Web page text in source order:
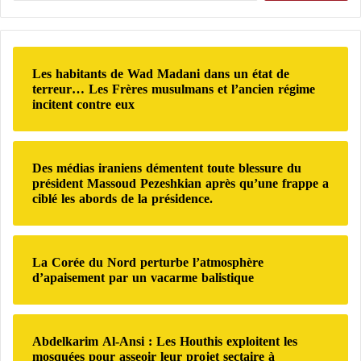
L’Autriche soutient la marocanité du Sahara
dans une nouvelle victoire diplomatique
marocaine
3 facteurs qui sous-tendent le soutien
croissant à la marocanité du Sahara
L’engagement de Washington en faveur de la
marocanité du Sahara et de l’initiative d’autonomie
est donc une ligne directrice stratégique constante,
indépendante des alternances politiques à la
Blanche. Il s’agit d’une approche durable face à un
différend artificiel qui perdure depuis plusieurs
décennies.
t
p
o
p
è
r
i
i
o
o
o
?
L
r
h
e
c
h
r
:
Les habitants de Wad Madani dans un état de
terreur… Les Frères musulmans et l’ancien régime
incitent contre eux
Des médias iraniens démentent toute blessure du
président Massoud Pezeshkian après qu’une frappe a
ciblé les abords de la présidence.
La Corée du Nord perturbe l’atmosphère
d’apaisement par un vacarme balistique
Abdelkarim Al-Ansi : Les Houthis exploitent les